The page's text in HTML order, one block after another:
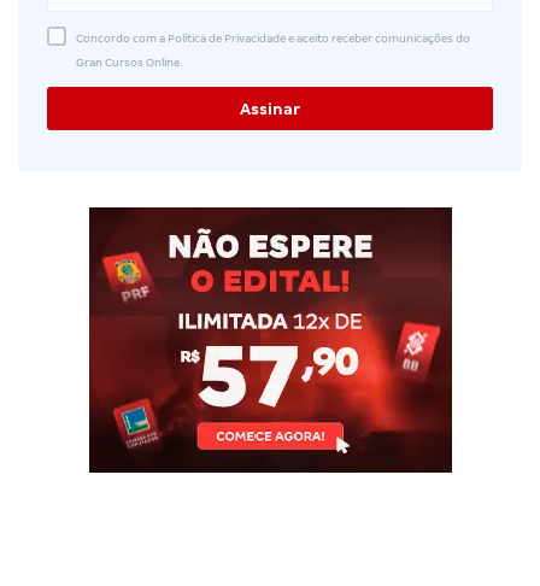
Concordo com a Política de Privacidade e aceito receber comunicações do
Gran Cursos Online.